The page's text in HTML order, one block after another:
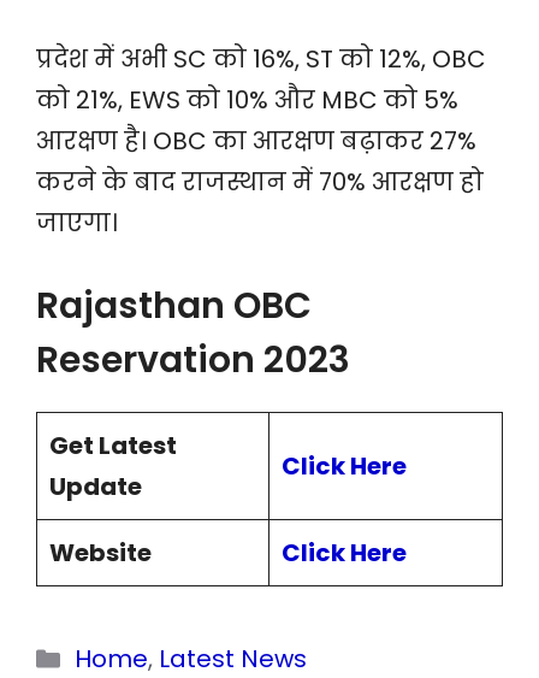
प्रदेश में अभी SC को 16%, ST को 12%, OBC
को 21%, EWS को 10% और MBC को 5%
आरक्षण है। OBC का आरक्षण बढ़ाकर 27%
करने के बाद राजस्थान में 70% आरक्षण हो
जाएगा।
Rajasthan OBC
Reservation 2023
Get Latest
Update
Click Here
Website Click Here
Categories
Home, Latest News